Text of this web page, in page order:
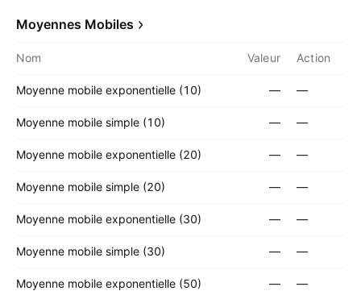
Moyennes Mobiles
Nom Valeur Action
Moyenne mobile exponentielle (10) — —
Moyenne mobile simple (10) — —
Moyenne mobile exponentielle (20) — —
Moyenne mobile simple (20) — —
Moyenne mobile exponentielle (30) — —
Moyenne mobile simple (30) — —
Moyenne mobile exponentielle (50) — —